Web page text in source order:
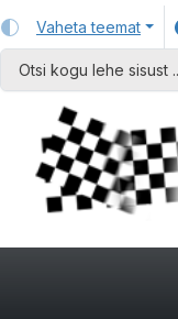
Vaheta teemat